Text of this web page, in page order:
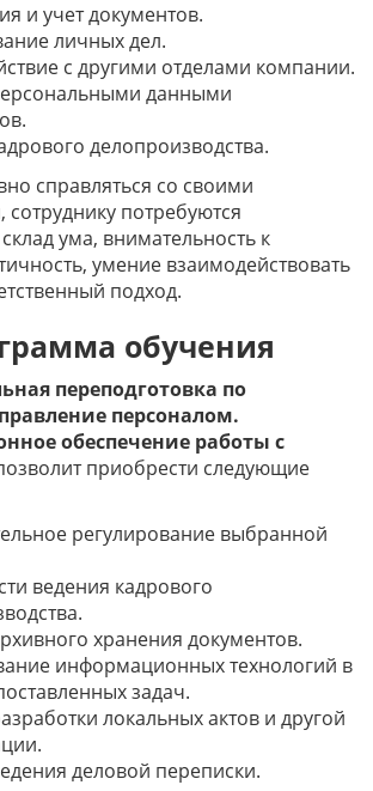
и учет документов.
личных дел.
с другими отделами компании.
данными
делопроизводства.
справляться со своими
сотруднику потребуются
ума, внимательность к
умение взаимодействовать
подход.
обучения
переподготовка по
персоналом.
обеспечение работы с
приобрести следующие
регулирование выбранной
ведения кадрового
хранения документов.
информационных технологий в
задач.
локальных актов и другой
деловой переписки.